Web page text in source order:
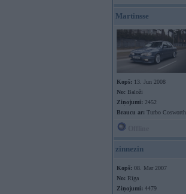
Martinsse
Kopš: 13. Jun 2008
No: Baloži
Ziņojumi: 2452
Braucu ar: Turbo Cosworth
zinnezin
Kopš: 08. Mar 2007
No: Rīga
Ziņojumi: 4479